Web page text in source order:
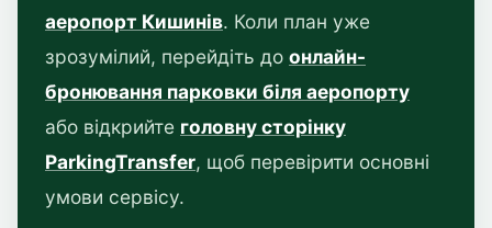
аеропорт Кишинів. Коли план уже
зрозумілий, перейдіть до онлайн-
бронювання парковки біля аеропорту
або відкрийте головну сторінку
ParkingTransfer, щоб перевірити основні
умови сервісу.